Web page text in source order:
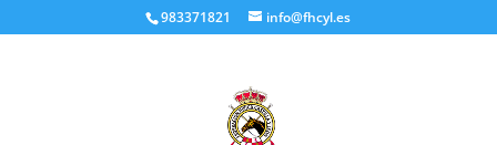
983371821 info@fhcyl.es